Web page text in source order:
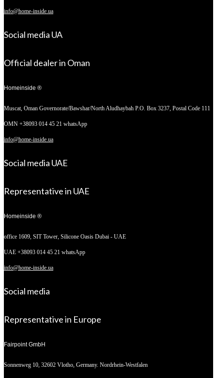
info@home-inside.ua
Social media UA
Official dealer in Oman
Homeinside ®
Muscat, Oman Governorate/Bawshar/North Aludhaybah P.O. Box 3237, Postal Code 111
OMN +38093 014 45 21 whatsApp
info@home-inside.ua
Social media UAE
Representative in UAE
Homeinside ®
office 1609, SIT Tower, Silicone Oasis Dubai - UAE
UAE +38093 014 45 21 whatsApp
info@home-inside.ua
Social media
Representative in Europe
Fairpoint GmbH
Sonnenweg 10, 32602 Vlotho, Germany. Nordrhein-Westfalen